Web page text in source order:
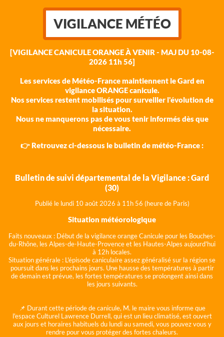
VIGILANCE MÉTÉO
[VIGILANCE CANICULE ORANGE À VENIR - MAJ DU 10-08-
2026 11h 56]
Les services de Météo-France maintiennent le Gard en
vigilance ORANGE canicule.
Nos services restent mobilisés pour surveiller l'évolution de
la situation.
Nous ne manquerons pas de vous tenir informés dès que
nécessaire.
👉 Retrouvez ci-dessous le bulletin de météo-France :
Bulletin de suivi départemental de la Vigilance : Gard
(30)
Publié le lundi 10 août 2026 à 11h 56 (heure de Paris)
Situation météorologique
Faits nouveaux : Début de la vigilance orange Canicule pour les Bouches-
du-Rhône, les Alpes-de-Haute-Provence et les Hautes-Alpes aujourd'hui
à 12h locales.
Situation générale : L'épisode caniculaire assez généralisé sur la région se
poursuit dans les prochains jours. Une hausse des températures à partir
de demain est prévue, les fortes températures se prolongent ainsi dans
les jours suivants.
📌 Durant cette période de canicule, M. le maire vous informe que
l'espace Culturel Lawrence Durrell, qui est un lieu climatisé, est ouvert
aux jours et horaires habituels du lundi au samedi, vous pouvez vous y
rendre pour vous protéger des fortes chaleurs.